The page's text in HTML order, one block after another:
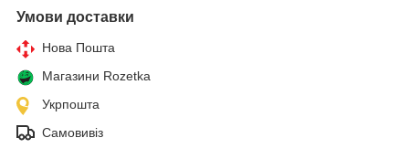
Умови доставки
Нова Пошта
Магазини Rozetka
Укрпошта
Самовивіз